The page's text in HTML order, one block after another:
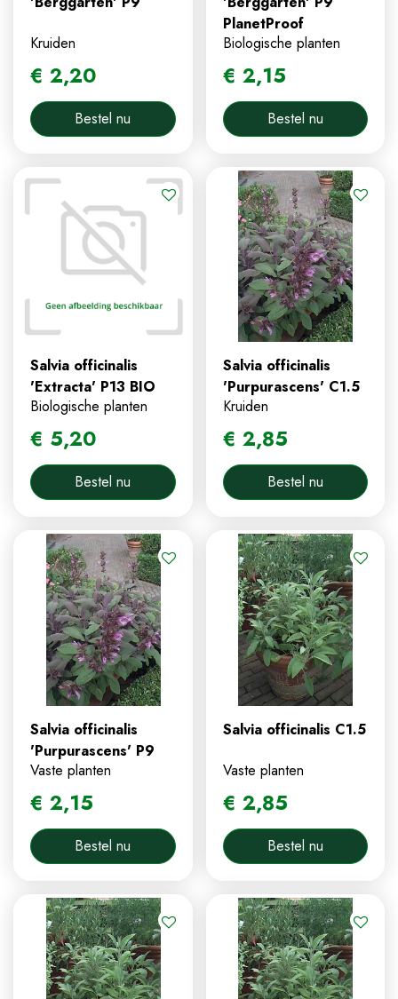
Kruiden
€ 2,20
Bestel nu
PlanetProof
Biologische planten
€ 2,15
Bestel nu
Salvia officinalis
'Extracta' P13 BIO
Biologische planten
€ 5,20
Bestel nu
Salvia officinalis
'Purpurascens' C1.5
Kruiden
€ 2,85
Bestel nu
Salvia officinalis
'Purpurascens' P9
Vaste planten
€ 2,15
Bestel nu
Salvia officinalis C1.5
Vaste planten
€ 2,85
Bestel nu